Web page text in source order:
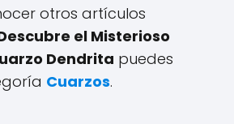
otros artículos
el Misterioso
Dendrita puedes
Cuarzos.